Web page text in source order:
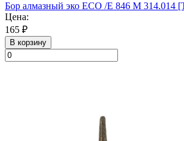
Бор алмазный эко ECO /E 846 M 314.014
Цена:
165 ₽
В корзину